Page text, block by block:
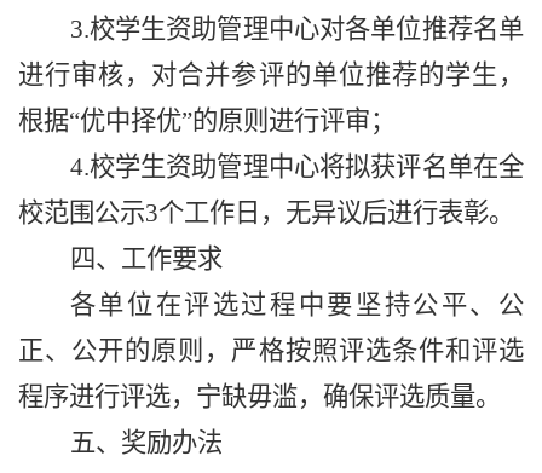
3.校学生资助管理中心对各单位推荐名单
进行审核，对合并参评的单位推荐的学生，
根据“优中择优”的原则进行评审；
4.校学生资助管理中心将拟获评名单在全
校范围公示3个工作日，无异议后进行表彰。
四、工作要求
各单位在评选过程中要坚持公平、公
正、公开的原则，严格按照评选条件和评选
程序进行评选，宁缺毋滥，确保评选质量。
五、奖励办法